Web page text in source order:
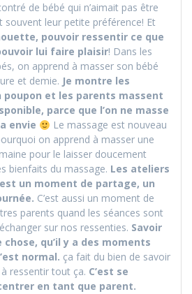
de bébé qui n’aimait pas être
souvent leur petite préférence! Et
pouvoir ressentir ce que
lui faire plaisir! Dans les
on apprend à masser son bébé
et demie. Je montre les
poupon et les parents massent
parce que l’on ne masse
envie
Le massage est nouveau
on apprend à masser une
pour le laisser doucement
bienfaits du massage. Les ateliers
un moment de partage, un
C’est aussi un moment de
parents quand les séances sont
sur nos ressenties. Savoir
chose, qu’il y a des moments
normal. ça fait du bien de savoir
à ressentir tout ça. C’est se
en tant que parent.